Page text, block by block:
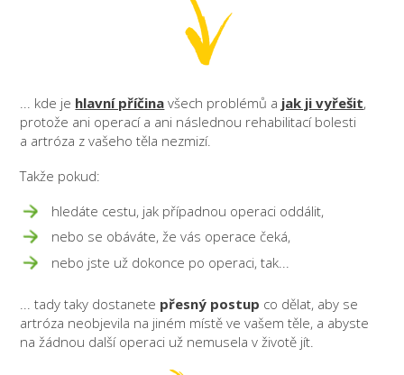
... kde je hlavní příčina všech problémů a jak ji vyřešit,
protože ani operací a ani následnou rehabilitací bolesti
a artróza z vašeho těla nezmizí.
Takže pokud:
hledáte cestu, jak případnou operaci oddálit,
nebo se obáváte, že vás operace čeká,
nebo jste už dokonce po operaci, tak...
... tady taky dostanete přesný postup co dělat, aby se
artróza neobjevila na jiném místě ve vašem těle, a abyste
na žádnou další operaci už nemusela v životě jít.